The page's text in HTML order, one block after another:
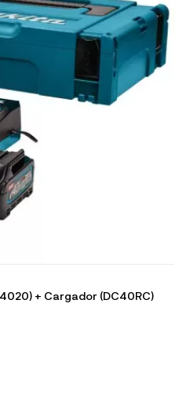
+ Cargador (DC40RC)